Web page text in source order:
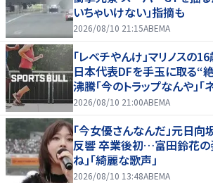
いちゃいけない」指摘も
2026/08/10 21:15ABEMA
「レベチやんけ」マリノスの
日本代表DFを手玉に取る“
沸騰「今のトラップなんや」「
2026/08/10 21:00ABEMA
「今女優さんなんだ」元日
反響 卒業後初…富田鈴花の
ね」「綺麗な歌声」
2026/08/10 13:48ABEMA